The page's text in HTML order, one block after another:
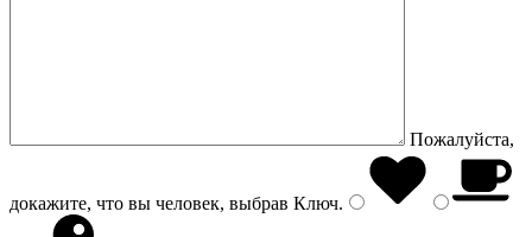
Пожалуйста,
докажите, что вы человек, выбрав Ключ.